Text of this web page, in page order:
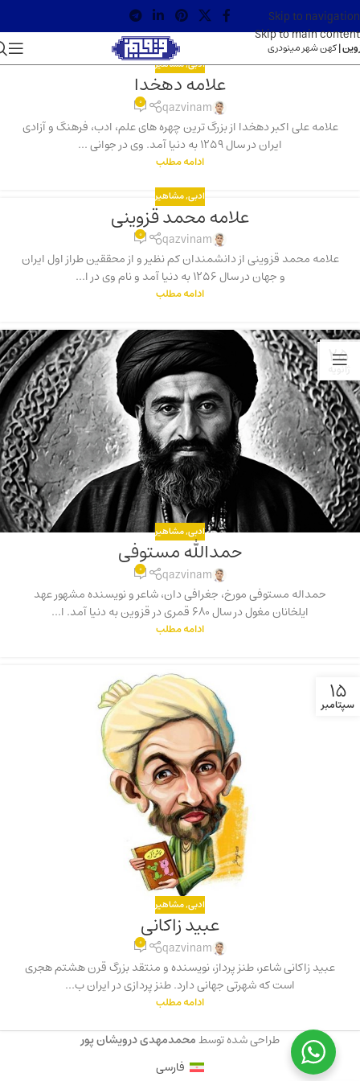
Skip to navigation
Skip to main content
|کهن شهر مینودری
ادبی,مشاهیر
علامه دهخدا
qazvinam
0
علامه علی اکبر دهخدا از بزرگ ترین چهره های علم، ادب، فرهنگ و آزادی
ایران در سال 1259 به دنیا آمد. وی در جوانی ...
ادامه مطلب
ادبی,مشاهیر
علامه محمد قزوینی
qazvinam
0
علامه محمد قزوینی از دانشمندان کم نظیر و از محققین طراز اول ایران
و جهان در سال 1256 به دنیا آمد و نام وی در ا...
ادامه مطلب
25
ژانویه
ادبی,مشاهیر
حمدالله مستوفی
qazvinam
0
حمداله مستوفی مورخ، جغرافی دان، شاعر و نویسنده مشهور عهد
ایلخانان مغول در سال 680 قمری در قزوین به دنیا آمد. ا...
ادامه مطلب
15
سپتامبر
ادبی,مشاهیر
عبید زاکانی
qazvinam
0
عبید زاکانی شاعر، طنز پرداز، نویسنده و منتقد بزرگ قرن هشتم هجری
است که شهرتی جهانی دارد. طنز پردازی در ایران ب...
ادامه مطلب
طراحی شده توسطمحمدمهدی درویشان پور
فارسی